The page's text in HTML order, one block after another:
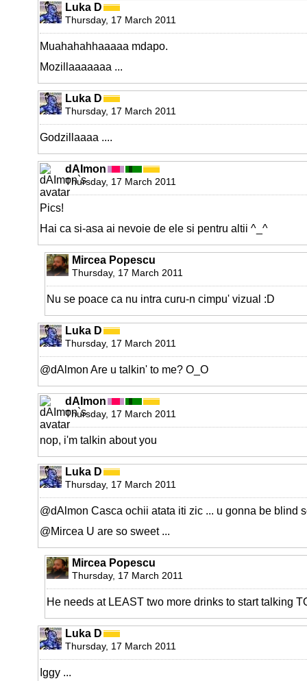
Luka D
Thursday, 17 March 2011
Muahahahhaaaaa mdapo.
Mozillaaaaaaa ...
Luka D
Thursday, 17 March 2011
Godzillaaaa ....
dAImon
Thursday, 17 March 2011
Pics!
Hai ca si-asa ai nevoie de ele si pentru altii ^_^
Mircea Popescu
Thursday, 17 March 2011
Nu se poace ca nu intra curu-n cimpu' vizual :D
Luka D
Thursday, 17 March 2011
@dAlmon Are u talkin' to me? O_O
dAImon
Thursday, 17 March 2011
nop, i'm talkin about you
Luka D
Thursday, 17 March 2011
@dAlmon Casca ochii atata iti zic ... u gonna be blind
@Mircea U are so sweet ...
Mircea Popescu
Thursday, 17 March 2011
He needs at LEAST two more drinks to start talking
Luka D
Thursday, 17 March 2011
Iggy ...